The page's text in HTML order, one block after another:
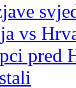
vs
pred